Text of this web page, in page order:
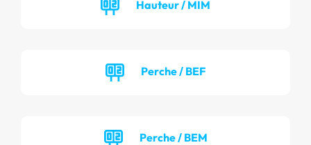
Hauteur / MIM
Perche / BEF
Perche / BEM